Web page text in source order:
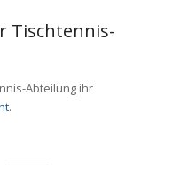
Tischtennis-
Abteilung ihr
.